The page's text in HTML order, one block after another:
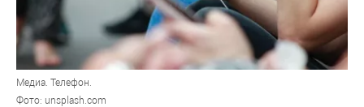
Медиа. Телефон.
Фото: unsplash.com